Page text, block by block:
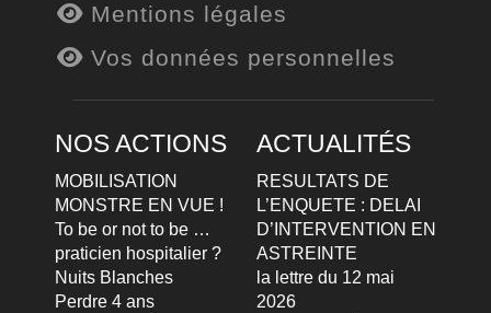
Mentions légales
Vos données personnelles
NOS ACTIONS
MOBILISATION
MONSTRE EN VUE !
To be or not to be …
praticien hospitalier ?
Nuits Blanches
Perdre 4 ans
ACTUALITÉS
RESULTATS DE
L’ENQUETE : DELAI
D’INTERVENTION EN
ASTREINTE
la lettre du 12 mai
2026